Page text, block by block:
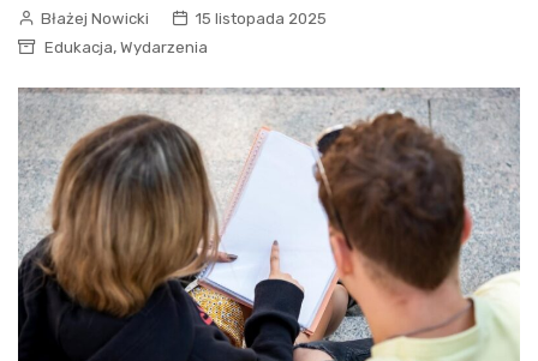
Błażej Nowicki
15 listopada 2025
Edukacja, Wydarzenia